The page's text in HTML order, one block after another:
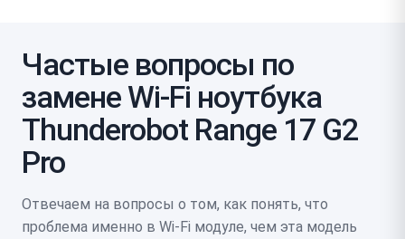
Частые вопросы по
замене Wi-Fi ноутбука
Thunderobot Range 17 G2
Pro
Отвечаем на вопросы о том, как понять, что
проблема именно в Wi‑Fi модуле, чем эта модель